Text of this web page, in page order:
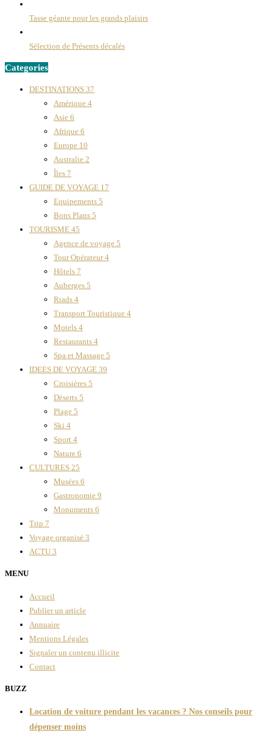
Tasse géante pour les grands plaisirs
Sélection de Présents décalés
Categories
DESTINATIONS 37
Amérique 4
Asie 6
Afrique 6
Europe 10
Australie 2
Îles 7
GUIDE DE VOYAGE 17
Equipements 5
Bons Plans 5
TOURISME 45
Agence de voyage 5
Tour Opérateur4
Hôtels 7
Auberges 5
Riads 4
Transport Touristique 4
Motels 4
Restaurants 4
Spa et Massage 5
IDEES DE VOYAGE 39
Croisières 5
Déserts 5
Plage 5
Ski 4
Sport 4
Nature 6
CULTURES 25
Musées 6
Gastronomie 9
Monuments 6
Trip 7
Voyage organisé 3
ACTU 3
MENU
Accueil
Publier un article
Annuaire
Mentions Légales
Signaler un contenu illicite
Contact
BUZZ
Location de voiture pendant les vacances ? Nos conseils pour
dépenser moins